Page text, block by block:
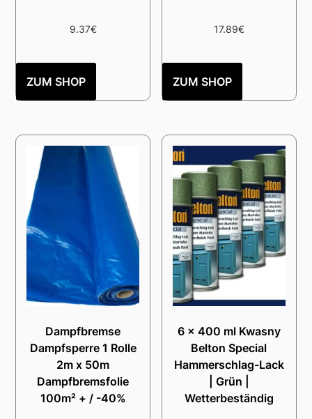
9.37€
ZUM SHOP
17.89€
ZUM SHOP
Dampfbremse
Dampfsperre 1 Rolle
2m x 50m
Dampfbremsfolie
100m² + / -40%
6 x 400 ml Kwasny
Belton Special
Hammerschlag-Lack
| Grün |
Wetterbeständig